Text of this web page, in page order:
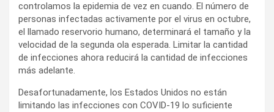
controlamos la epidemia de vez en cuando. El número de
personas infectadas activamente por el virus en octubre,
el llamado reservorio humano, determinará el tamaño y la
velocidad de la segunda ola esperada. Limitar la cantidad
de infecciones ahora reducirá la cantidad de infecciones
más adelante.
Desafortunadamente, los Estados Unidos no están
limitando las infecciones con COVID-19 lo suficiente